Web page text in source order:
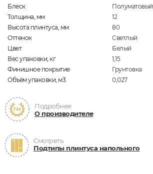
Блеск
Полуматовый
Толщина, мм
12
Высота плинтуса, мм
80
Оттенок
Светлый
Цвет
Белый
Вес упаковки, кг
1,15
Финишное покрытие
Грунтовка
Объём упаковки, м3
0,027
Подробнее
О производителе
Смотреть
Подтипы плинтуса напольного